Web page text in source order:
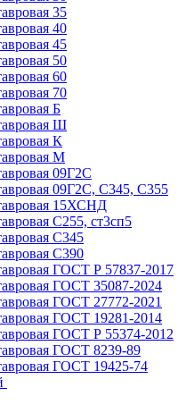
35
40
45
50
60
70
Б
Ш
К
М
09Г2С
09Г2С, С345, С355
15ХСНД
С255, ст3сп5
С345
С390
ГОСТ Р 57837-2017
ГОСТ 35087-2024
ГОСТ 27772-2021
ГОСТ 19281-2014
ГОСТ Р 55374-2012
ГОСТ 8239-89
ГОСТ 19425-74